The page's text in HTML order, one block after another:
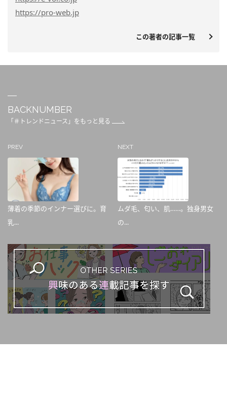
https://pro-web.jp
この著者の記事一覧
BACKNUMBER
「＃トレンドニュース」をもっと見る
PREV
薄着の季節のインナー選びに。育
乳...
NEXT
ムダ毛、匂い、肌……。独身男女
の...